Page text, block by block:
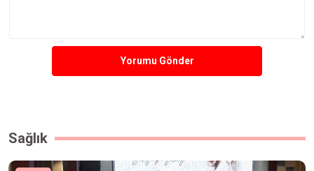
Yorumu Gönder
Sağlık